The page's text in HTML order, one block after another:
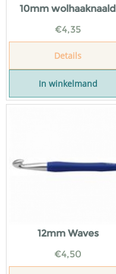
10mm wolhaaknaald
€4,35
Details
In winkelmand
12mm Waves
€4,50